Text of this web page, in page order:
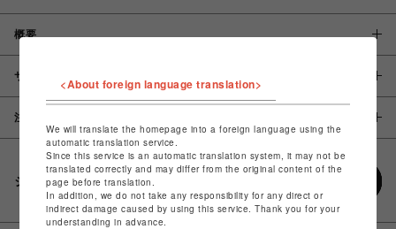
概要
サイズ
注意事項
シェアする
<About foreign language translation>
We will translate the homepage into a foreign language using the
automatic translation service.
Since this service is an automatic translation system, it may not be
translated correctly and may differ from the original content of the
page before translation.
In addition, we do not take any responsibility for any direct or
indirect damage caused by using this service. Thank you for your
understanding in advance.